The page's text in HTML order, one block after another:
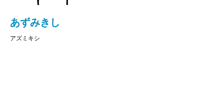
あずみきし
アズミキシ